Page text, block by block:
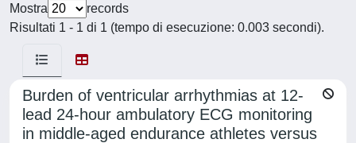
Mostra
records
Risultati 1 - 1 di 1 (tempo di esecuzione: 0.003 secondi).
Burden of ventricular arrhythmias at 12-
lead 24-hour ambulatory ECG monitoring
in middle-aged endurance athletes versus